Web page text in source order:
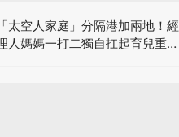
「太空人家庭」分隔港加兩地！經
人媽媽一打二獨自扛起育兒重